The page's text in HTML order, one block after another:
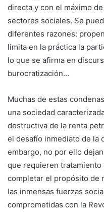
directa y con el máximo
sectores sociales. Se
diferentes razones:
limita en la práctica la
lo que se afirma en
burocratización…
Muchas de estas
una sociedad
destructiva de la renta
el desafío inmediato de la
embargo, no por ello
que requieren
completar el propósito de
las inmensas fuerzas
comprometidas con la